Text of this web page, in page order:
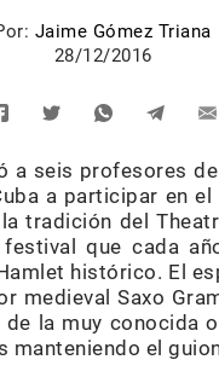
Jaime Gómez Triana
28/12/2016
a seis profesores
a participar en
tradición del
que cada
histórico. El
medieval Saxo
la muy conocida
manteniendo el